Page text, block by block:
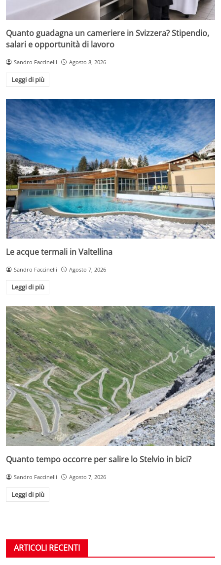
Quanto guadagna un cameriere in Svizzera? Stipendio,
salari e opportunità di lavoro
Sandro Faccinelli Agosto 8, 2026
Leggi di più
Le acque termali in Valtellina
Sandro Faccinelli Agosto 7, 2026
Leggi di più
Quanto tempo occorre per salire lo Stelvio in bici?
Sandro Faccinelli Agosto 7, 2026
Leggi di più
ARTICOLI RECENTI